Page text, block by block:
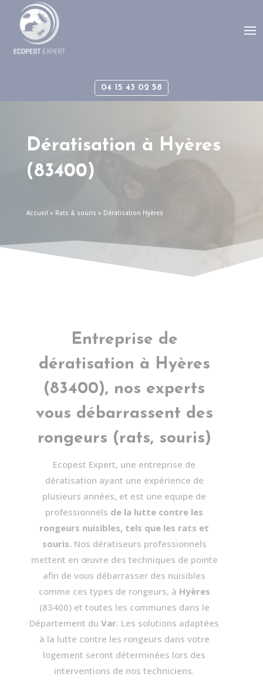
04 15 43 02 58
Dératisation à Hyères
(83400)
Accueil » Rats & souris » Dératisation Hyères
Entreprise de
dératisation à Hyères
(83400), nos experts
vous débarrassent des
rongeurs (rats, souris)
Ecopest Expert, une entreprise de
dératisation ayant une expérience de
plusieurs années, et est une equipe de
professionnels de la lutte contre les
rongeurs nuisibles, tels que les rats et
souris. Nos dératiseurs professionnels
mettent en œuvre des techniques de pointe
afin de vous débarrasser des nuisibles
comme ces types de rongeurs, à Hyères
(83400) et toutes les communes dans le
Département duVar. Les solutions adaptées
à la lutte contre les rongeurs dans votre
logement seront déterminées lors des
interventions de nos techniciens.
Panneau de gestion des cookies